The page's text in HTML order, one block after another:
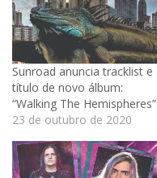
Sunroad anuncia tracklist e
título de novo álbum:
“Walking The Hemispheres”
23 de outubro de 2020